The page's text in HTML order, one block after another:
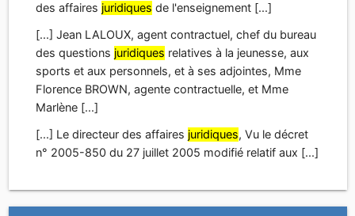
des affaires juridiques de l'enseignement [...]
[...] Jean LALOUX, agent contractuel, chef du bureau
des questions juridiques relatives à la jeunesse, aux
sports et aux personnels, et à ses adjointes, Mme
Florence BROWN, agente contractuelle, et Mme
Marlène [...]
[...] Le directeur des affaires juridiques, Vu le décret
n° 2005-850 du 27 juillet 2005 modifié relatif aux [...]